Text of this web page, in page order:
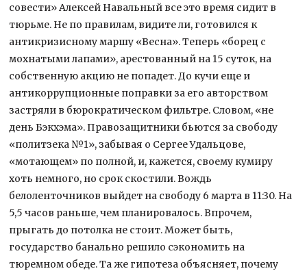
совести» Алексей Навальный все это время сидит в
тюрьме. Не по правилам, видите ли, готовился к
антикризисному маршу «Весна». Теперь «борец с
мохнатыми лапами», арестованный на 15 суток, на
собственную акцию не попадет. До кучи еще и
антикоррупционные поправки за его авторством
застряли в бюрократическом фильтре. Словом, «не
день Бэкхэма». Правозащитники бьются за свободу
«политзека №1», забывая о Сергее Удальцове,
«мотающем» по полной, и, кажется, своему кумиру
хоть немного, но срок скостили. Вождь
белоленточников выйдет на свободу 6 марта в 11:30. На
5,5 часов раньше, чем планировалось. Впрочем,
прыгать до потолка не стоит. Может быть,
государство банально решило сэкономить на
тюремном обеде. Та же гипотеза объясняет, почему